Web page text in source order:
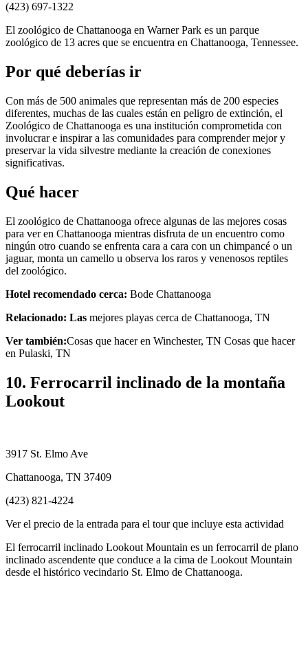
(423) 697-1322
El zoológico de Chattanooga en Warner Park es un parque
zoológico de 13 acres que se encuentra en Chattanooga, Tennessee.
Por qué deberías ir
Con más de 500 animales que representan más de 200 especies
diferentes, muchas de las cuales están en peligro de extinción, el
Zoológico de Chattanooga es una institución comprometida con
involucrar e inspirar a las comunidades para comprender mejor y
preservar la vida silvestre mediante la creación de conexiones
significativas.
Qué hacer
El zoológico de Chattanooga ofrece algunas de las mejores cosas
para ver en Chattanooga mientras disfruta de un encuentro como
ningún otro cuando se enfrenta cara a cara con un chimpancé o un
jaguar, monta un camello u observa los raros y venenosos reptiles
del zoológico.
Hotel recomendado cerca: Bode Chattanooga
Relacionado: Las mejores playas cerca de Chattanooga, TN
Ver también:Cosas que hacer en Winchester, TN Cosas que hacer
en Pulaski, TN
10. Ferrocarril inclinado de la montaña
Lookout
3917 St. Elmo Ave
Chattanooga, TN 37409
(423) 821-4224
Ver el precio de la entrada para el tour que incluye esta actividad
El ferrocarril inclinado Lookout Mountain es un ferrocarril de plano
inclinado ascendente que conduce a la cima de Lookout Mountain
desde el histórico vecindario St. Elmo de Chattanooga.